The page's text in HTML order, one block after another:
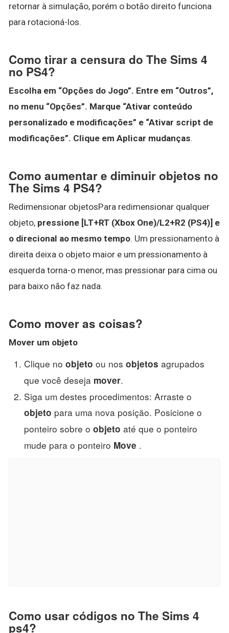
retornar à simulação, porém o botão direito funciona
para rotacioná-los.
Como tirar a censura do The Sims 4
no PS4?
Escolha em “Opções do Jogo”. Entre em “Outros”,
no menu “Opções”. Marque “Ativar conteúdo
personalizado e modificações” e “Ativar script de
modificações”. Clique em Aplicar mudanças.
Como aumentar e diminuir objetos no
The Sims 4 PS4?
Redimensionar objetosPara redimensionar qualquer
objeto, pressione [LT+RT (Xbox One)/L2+R2 (PS4)] e
o direcional ao mesmo tempo. Um pressionamento à
direita deixa o objeto maior e um pressionamento à
esquerda torna-o menor, mas pressionar para cima ou
para baixo não faz nada.
Como mover as coisas?
Mover um objeto
Clique no objeto ou nos objetos agrupados
que você deseja mover.
Siga um destes procedimentos: Arraste o
objeto para uma nova posição. Posicione o
ponteiro sobre o objeto até que o ponteiro
mude para o ponteiro Move .
Como usar códigos no The Sims 4
ps4?